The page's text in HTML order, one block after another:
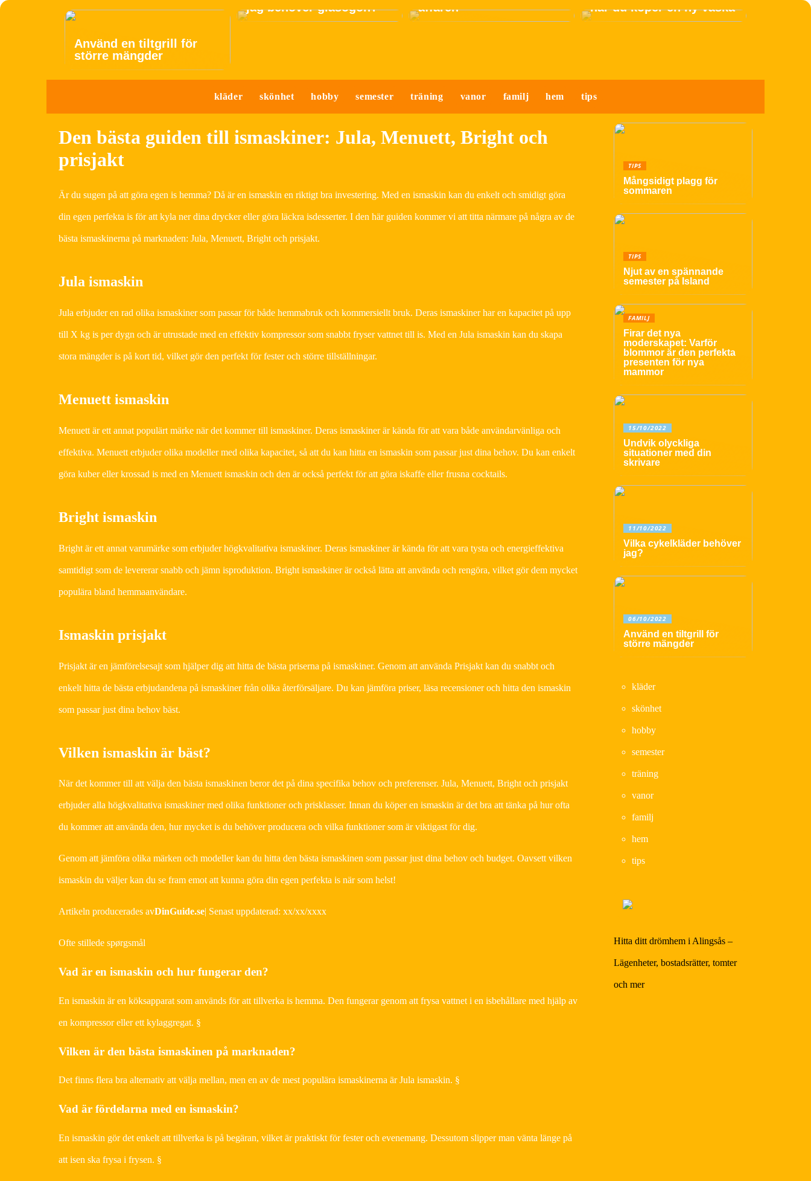
Använd en tiltgrill för
större mängder
jag behöver glasögon?
affären
när du köper en ny väska
kläder skönhet hobby semester träning vanor familj hem tips
Den bästa guiden till ismaskiner: Jula, Menuett, Bright och
prisjakt
Är du sugen på att göra egen is hemma? Då är en ismaskin en riktigt bra investering. Med en ismaskin kan du enkelt och smidigt göra
din egen perfekta is för att kyla ner dina drycker eller göra läckra isdesserter. I den här guiden kommer vi att titta närmare på några av de
bästa ismaskinerna på marknaden: Jula, Menuett, Bright och prisjakt.
Jula ismaskin
Jula erbjuder en rad olika ismaskiner som passar för både hemmabruk och kommersiellt bruk. Deras ismaskiner har en kapacitet på upp
till X kg is per dygn och är utrustade med en effektiv kompressor som snabbt fryser vattnet till is. Med en Jula ismaskin kan du skapa
stora mängder is på kort tid, vilket gör den perfekt för fester och större tillställningar.
Menuett ismaskin
Menuett är ett annat populärt märke när det kommer till ismaskiner. Deras ismaskiner är kända för att vara både användarvänliga och
effektiva. Menuett erbjuder olika modeller med olika kapacitet, så att du kan hitta en ismaskin som passar just dina behov. Du kan enkelt
göra kuber eller krossad is med en Menuett ismaskin och den är också perfekt för att göra iskaffe eller frusna cocktails.
Bright ismaskin
Bright är ett annat varumärke som erbjuder högkvalitativa ismaskiner. Deras ismaskiner är kända för att vara tysta och energieffektiva
samtidigt som de levererar snabb och jämn isproduktion. Bright ismaskiner är också lätta att använda och rengöra, vilket gör dem mycket
populära bland hemmaanvändare.
Ismaskin prisjakt
Prisjakt är en jämförelsesajt som hjälper dig att hitta de bästa priserna på ismaskiner. Genom att använda Prisjakt kan du snabbt och
enkelt hitta de bästa erbjudandena på ismaskiner från olika återförsäljare. Du kan jämföra priser, läsa recensioner och hitta den ismaskin
som passar just dina behov bäst.
Vilken ismaskin är bäst?
När det kommer till att välja den bästa ismaskinen beror det på dina specifika behov och preferenser. Jula, Menuett, Bright och prisjakt
erbjuder alla högkvalitativa ismaskiner med olika funktioner och prisklasser. Innan du köper en ismaskin är det bra att tänka på hur ofta
du kommer att använda den, hur mycket is du behöver producera och vilka funktioner som är viktigast för dig.
Genom att jämföra olika märken och modeller kan du hitta den bästa ismaskinen som passar just dina behov och budget. Oavsett vilken
ismaskin du väljer kan du se fram emot att kunna göra din egen perfekta is när som helst!
Artikeln producerades avDinGuide.se| Senast uppdaterad: xx/xx/xxxx
Ofte stillede spørgsmål
Vad är en ismaskin och hur fungerar den?
En ismaskin är en köksapparat som används för att tillverka is hemma. Den fungerar genom att frysa vattnet i en isbehållare med hjälp av
en kompressor eller ett kylaggregat. §
Vilken är den bästa ismaskinen på marknaden?
Det finns flera bra alternativ att välja mellan, men en av de mest populära ismaskinerna är Jula ismaskin. §
Vad är fördelarna med en ismaskin?
En ismaskin gör det enkelt att tillverka is på begäran, vilket är praktiskt för fester och evenemang. Dessutom slipper man vänta länge på
att isen ska frysa i frysen. §
TIPS
Mångsidigt plagg för
sommaren
TIPS
Njut av en spännande
semester på Island
FAMILJ
Firar det nya
moderskapet: Varför
blommor är den perfekta
presenten för nya
mammor
15/10/2022
Undvik olyckliga
situationer med din
skrivare
11/10/2022
Vilka cykelkläder behöver
jag?
06/10/2022
Använd en tiltgrill för
större mängder
kläder
skönhet
hobby
semester
träning
vanor
familj
hem
tips
Hitta ditt drömhem i Alingsås –
Lägenheter, bostadsrätter, tomter
och mer